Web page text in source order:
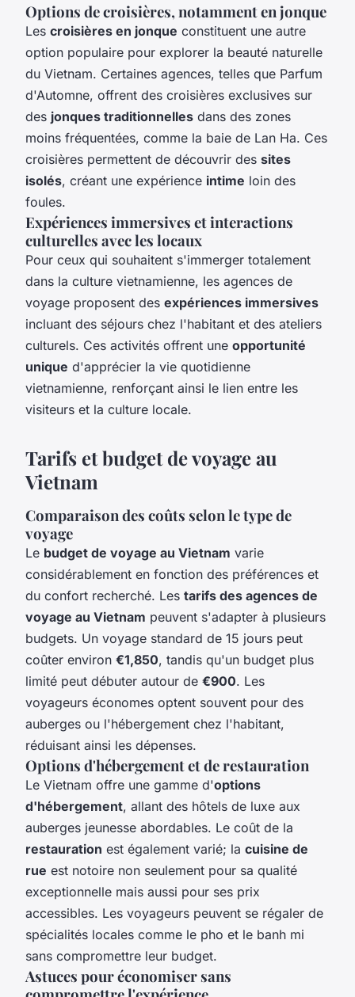
Options de croisières, notamment en jonque
Les croisières en jonque constituent une autre
option populaire pour explorer la beauté naturelle
du Vietnam. Certaines agences, telles que Parfum
d'Automne, offrent des croisières exclusives sur
des jonques traditionnelles dans des zones
moins fréquentées, comme la baie de Lan Ha. Ces
croisières permettent de découvrir des sites
isolés, créant une expérience intime loin des
foules.
Expériences immersives et interactions
culturelles avec les locaux
Pour ceux qui souhaitent s'immerger totalement
dans la culture vietnamienne, les agences de
voyage proposent des expériences immersives
incluant des séjours chez l'habitant et des ateliers
culturels. Ces activités offrent une opportunité
unique d'apprécier la vie quotidienne
vietnamienne, renforçant ainsi le lien entre les
visiteurs et la culture locale.
Tarifs et budget de voyage au
Vietnam
Comparaison des coûts selon le type de
voyage
Le budget de voyage au Vietnam varie
considérablement en fonction des préférences et
du confort recherché. Les tarifs des agences de
voyage au Vietnam peuvent s'adapter à plusieurs
budgets. Un voyage standard de 15 jours peut
coûter environ €1,850, tandis qu'un budget plus
limité peut débuter autour de €900. Les
voyageurs économes optent souvent pour des
auberges ou l'hébergement chez l'habitant,
réduisant ainsi les dépenses.
Options d'hébergement et de restauration
Le Vietnam offre une gamme d'options
d'hébergement, allant des hôtels de luxe aux
auberges jeunesse abordables. Le coût de la
restauration est également varié; la cuisine de
rue est notoire non seulement pour sa qualité
exceptionnelle mais aussi pour ses prix
accessibles. Les voyageurs peuvent se régaler de
spécialités locales comme le pho et le banh mi
sans compromettre leur budget.
Astuces pour économiser sans